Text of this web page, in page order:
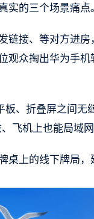
实的三个场景痛点
链接、等对方进
观众掏出华为手
板、折叠屏之间
飞机上也能局域网
桌上的线下牌局，